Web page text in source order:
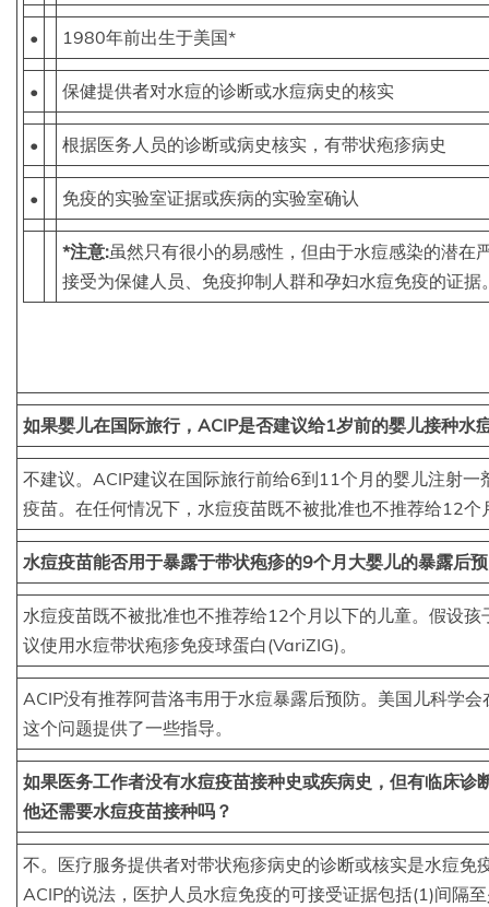
• 1980年前出生于美国*
• 保健提供者对水痘的诊断或水痘病史的核实
• 根据医务人员的诊断或病史核实，有带状疱疹病史
• 免疫的实验室证据或疾病的实验室确认
*注意:虽然只有很小的易感性，但由于水痘感染的潜在
接受为保健人员、免疫抑制人群和孕妇水痘免疫的证据
如果婴儿在国际旅行，ACIP是否建议给1岁前的婴儿接种水
不建议。ACIP建议在国际旅行前给6到11个月的婴儿注射一
疫苗。在任何情况下，水痘疫苗既不被批准也不推荐给12个
水痘疫苗能否用于暴露于带状疱疹的9个月大婴儿的暴露后
水痘疫苗既不被批准也不推荐给12个月以下的儿童。假设孩
议使用水痘带状疱疹免疫球蛋白(VariZIG)。
ACIP没有推荐阿昔洛韦用于水痘暴露后预防。美国儿科学
这个问题提供了一些指导。
如果医务工作者没有水痘疫苗接种史或疾病史，但有临床诊
他还需要水痘疫苗接种吗？
不。医疗服务提供者对带状疱疹病史的诊断或核实是水痘免
ACIP的说法，医护人员水痘免疫的可接受证据包括(1)间隔